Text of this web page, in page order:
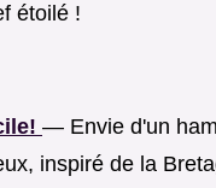
étoilé !
— Envie d'un
inspiré de la